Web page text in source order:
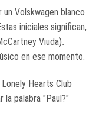
Volskwagen blanco
iniciales significan,
Viuda).
en ese momento.
Hearts Club
la palabra "Paul?"